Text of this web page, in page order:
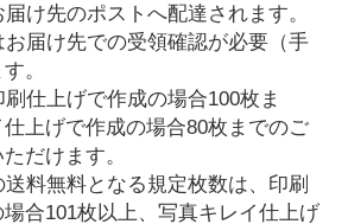
け先のポストへ配達されます。
届け先での受領確認が必要（手
。
仕上げで作成の場合100枚ま
上げで作成の場合80枚までのご
だけます。
料無料となる規定枚数は、印刷
合101枚以上、写真キレイ仕上げ